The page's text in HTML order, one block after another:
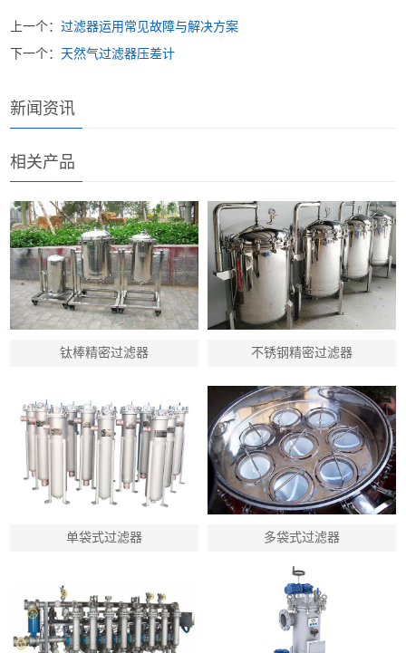
上一个：过滤器运用常见故障与解决方案
下一个： 天然气过滤器压差计
新闻资讯
相关产品
钛棒精密过滤器 不锈钢精密过滤器
单袋式过滤器 多袋式过滤器